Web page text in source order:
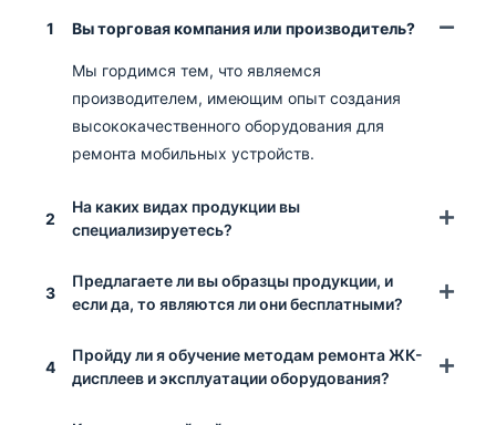
1 Вы торговая компания или производитель?
Мы гордимся тем, что являемся
производителем, имеющим опыт создания
высококачественного оборудования для
ремонта мобильных устройств.
2
На каких видах продукции вы
специализируетесь?
3
Предлагаете ли вы образцы продукции, и
если да, то являются ли они бесплатными?
4
Пройду ли я обучение методам ремонта ЖК-
дисплеев и эксплуатации оборудования?